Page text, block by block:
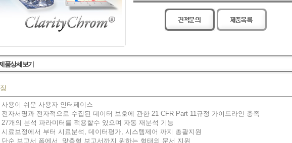
품상세보기
용이 쉬운 사용자 인터페이스
자서명과 전자적으로 수집된 데이터 보호에 관한 21 CFR Part 11규정 가이드라인 충족
개의 분석 파라미터를 적용할수 있으며 자동 재분석 기능
료보정에서 부터 시료분석, 데이터평가, 시스템제어 까지 총괄지원
순 보고서 폼에서 맞춤형 보고서까지 원하는 형태의 문서 지원